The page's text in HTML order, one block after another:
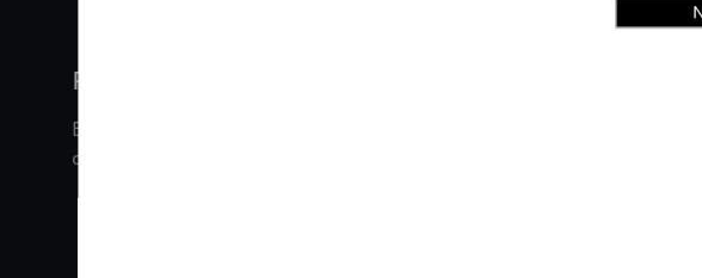
Rigurosa inspección
En Audi Certified :plus, nuestros vehículos son sometidos a un
de inspección de 120 puntos.